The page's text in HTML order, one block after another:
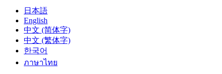
日本語
English
中文 (简体字)
中文 (繁体字)
한국어
ภาษาไทย